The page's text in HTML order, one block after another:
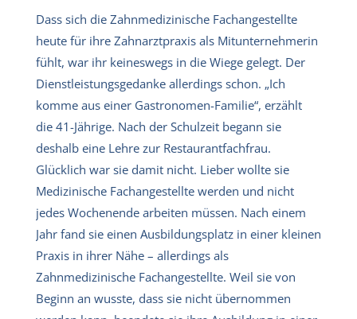
Dass sich die Zahnmedizinische Fachangestellte
heute für ihre Zahnarztpraxis als Mitunternehmerin
fühlt, war ihr keineswegs in die Wiege gelegt. Der
Dienstleistungsgedanke allerdings schon. „Ich
komme aus einer Gastronomen-Familie“, erzählt
die 41-Jährige. Nach der Schulzeit begann sie
deshalb eine Lehre zur Restaurantfachfrau.
Glücklich war sie damit nicht. Lieber wollte sie
Medizinische Fachangestellte werden und nicht
jedes Wochenende arbeiten müssen. Nach einem
Jahr fand sie einen Ausbildungsplatz in einer kleinen
Praxis in ihrer Nähe – allerdings als
Zahnmedizinische Fachangestellte. Weil sie von
Beginn an wusste, dass sie nicht übernommen